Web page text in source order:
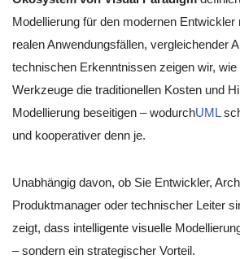
Modellierung für den modernen Entwickler
realen Anwendungsfällen, vergleichender
technischen Erkenntnissen zeigen wir,
Werkzeuge die traditionellen Kosten und
Modellierung beseitigen – wodurchUML
und kooperativer denn je.
Unabhängig davon, ob Sie Entwickler,
Produktmanager oder technischer Leiter
zeigt, dass intelligente visuelle
– sondern ein strategischer Vorteil.